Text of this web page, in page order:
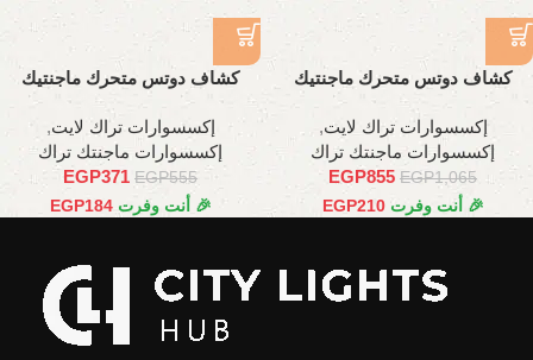
كشاف دوتس متحرك ماجنتيك
عدسات, 18وات , 35سم
إكسسوارات تراك لايت,
إكسسوارات ماجنتك تراك
EGP1,065
EGP855
🎉 أنت وفرت EGP210
كشاف دوتس متحرك ماجنتيك
إكسسوارات تراك لايت,
إكسسوارات ماجنتك تراك
EGP555
EGP371
🎉 أنت وفرت EGP184